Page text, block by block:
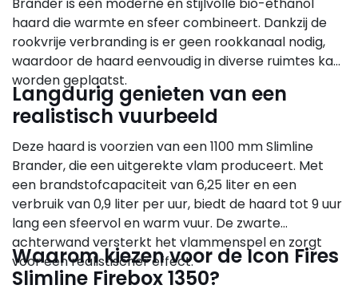
Brander is een moderne en stijlvolle bio-ethanol
haard die warmte en sfeer combineert. Dankzij de
rookvrije verbranding is er geen rookkanaal nodig,
waardoor de haard eenvoudig in diverse ruimtes kan
worden geplaatst.
Langdurig genieten van een
realistisch vuurbeeld
Deze haard is voorzien van een 1100 mm Slimline
Brander, die een uitgerekte vlam produceert. Met
een brandstofcapaciteit van 6,25 liter en een
verbruik van 0,9 liter per uur, biedt de haard tot 9 uur
lang een sfeervol en warm vuur. De zwarte
achterwand versterkt het vlammenspel en zorgt
voor een realistischer effect.
Waarom kiezen voor de Icon Fires
Slimline Firebox 1350?